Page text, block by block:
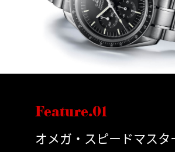
Feature.01
オメガ・スピードマスタ